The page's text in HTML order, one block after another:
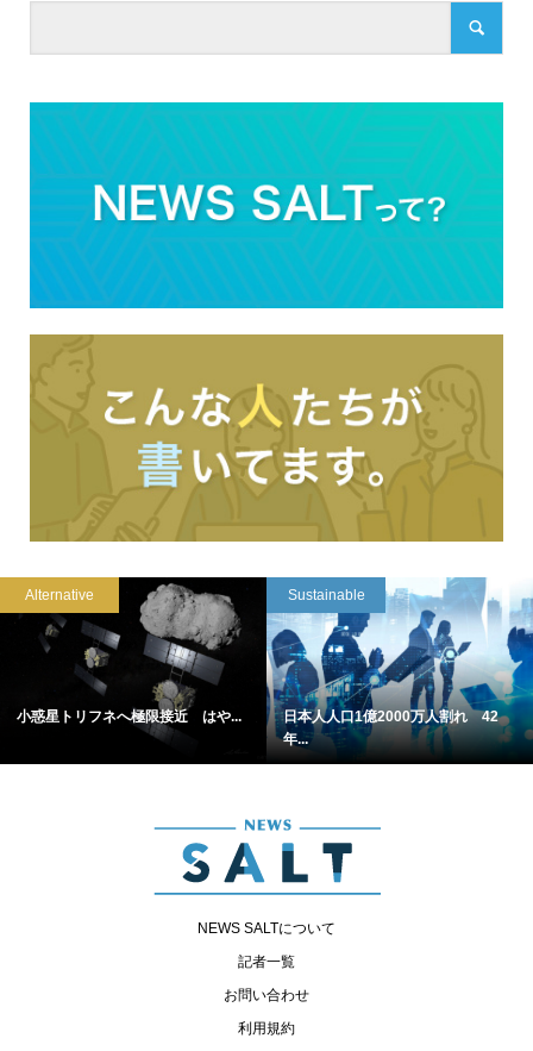
Alternative
小惑星トリフネへ極限接近 はや...
Sustainable
日本人人口1億2000万人割れ 42
年...
NEWS SALTについて
記者一覧
お問い合わせ
利用規約